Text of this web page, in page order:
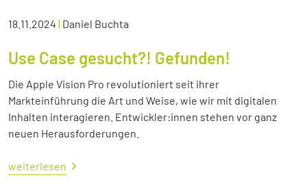
18.11.2024 | Daniel Buchta
Use Case gesucht?! Gefunden!
Die Apple Vision Pro revolutioniert seit ihrer
Markteinführung die Art und Weise, wie wir mit digitalen
Inhalten interagieren. Entwickler:innen stehen vor ganz
neuen Herausforderungen.
weiterlesen